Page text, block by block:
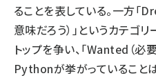
ることを表している。一方「
意味だろう）」というカテ
トップを争い、「Wanted（必
Pythonが挙がっていること